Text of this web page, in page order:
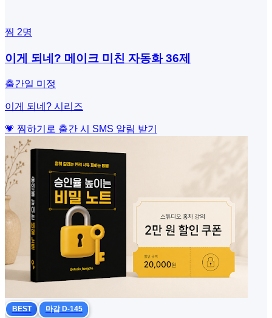
찜 2명
이게 되네? 메이크 미친 자동화 36제
출간일 미정
이게 되네? 시리즈
💗 찜하기로 출간 시 SMS 알림 받기
BEST 마감 D-145